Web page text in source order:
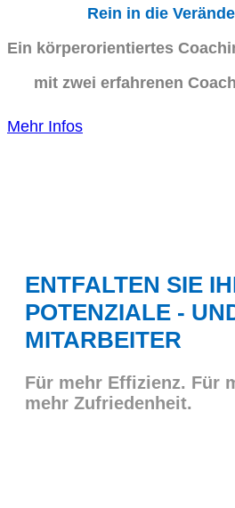
Rein in die
Ein körperorientiertes
mit zwei erfahrenen
Mehr Infos
ENTFALTEN SIE
POTENZIALE -
MITARBEITER
Für mehr Effizienz. Für
mehr Zufriedenheit.